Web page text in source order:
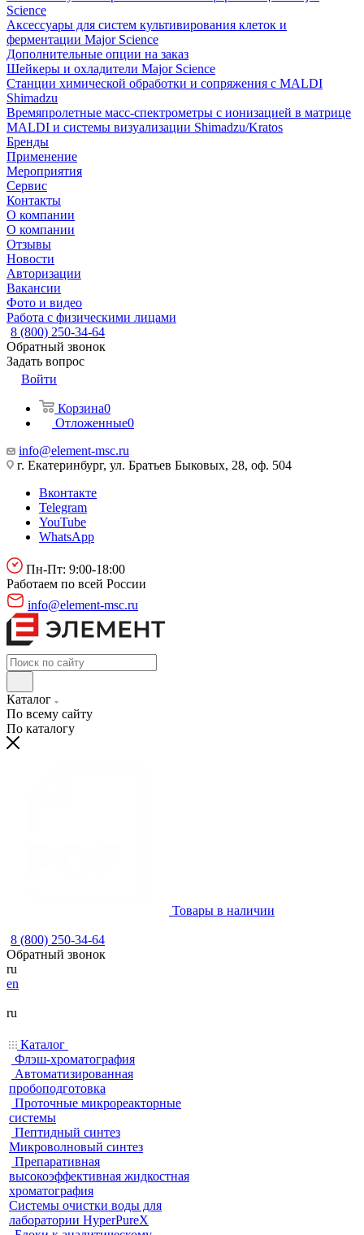
Science
Аксессуары для систем культивирования клеток и
ферментации Major Science
Дополнительные опции на заказ
Шейкеры и охладители Major Science
Станции химической обработки и сопряжения с MALDI
Shimadzu
Времяпролетные масс-спектрометры с ионизацией в матрице
MALDI и системы визуализации Shimadzu/Kratos
Бренды
Применение
Мероприятия
Сервис
Контакты
О компании
О компании
Отзывы
Новости
Авторизации
Вакансии
Фото и видео
Работа с физическими лицами
8 (800) 250-34-64
Обратный звонок
Задать вопрос
Войти
Корзина0
Отложенные0
info@element-msc.ru
г. Екатеринбург, ул. Братьев Быковых, 28, оф. 504
Вконтакте
Telegram
YouTube
WhatsApp
Пн-Пт: 9:00-18:00
Работаем по всей России
info@element-msc.ru
Каталог
По всему сайту
По каталогу
Товары в наличии
8 (800) 250-34-64
Обратный звонок
ru
en
ru
Каталог
Флэш-хроматография
Автоматизированная
пробоподготовка
Проточные микрореакторные
системы
Пептидный синтез
Микроволновый синтез
Препаративная
высокоэффективная жидкостная
хроматография
Системы очистки воды для
лаборатории HyperPureX